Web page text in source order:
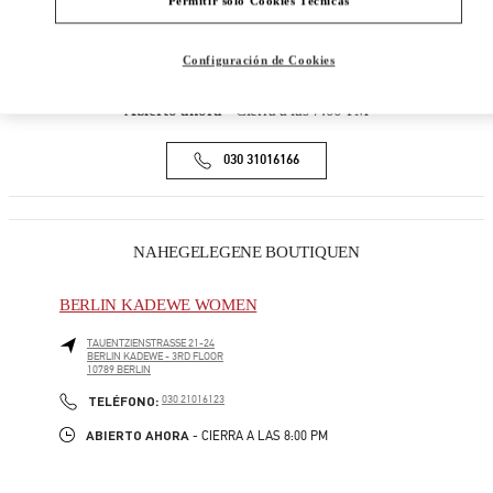
ADRESSE
10707 BERLIN
Abierto ahora - Cierra a las 7:00 PM
030 31016166
NAHEGELEGENE BOUTIQUEN
BERLIN KADEWE WOMEN
TAUENTZIENSTRASSE 21-24
BERLIN KADEWE - 3RD FLOOR
10789BERLIN
TELÉFONO: PHONE
030 21016123
ABIERTO AHORA - CIERRA A LAS 8:00 PM
Configuración de Cookies